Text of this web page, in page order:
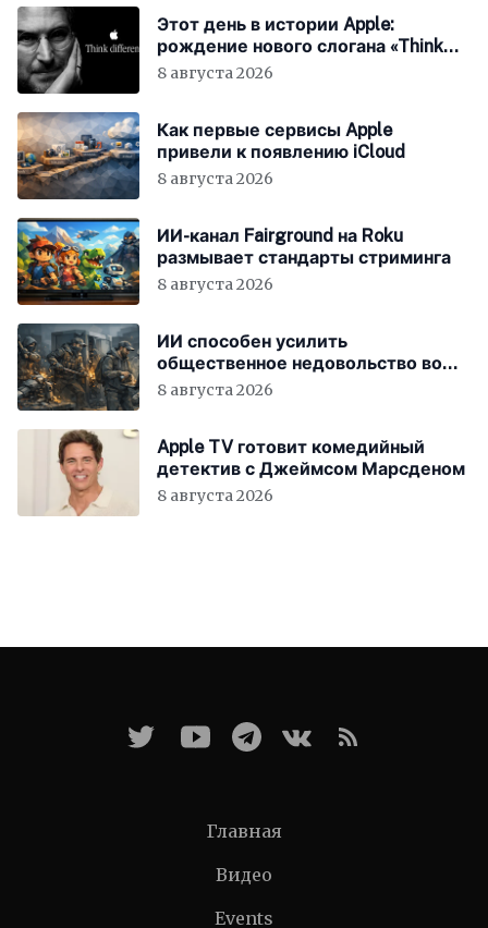
Этот день в истории Apple:
рождение нового слогана «Think
Different»
8 августа 2026
Как первые сервисы Apple
привели к появлению iCloud
8 августа 2026
ИИ-канал Fairground на Roku
размывает стандарты стриминга
8 августа 2026
ИИ способен усилить
общественное недовольство во
всём мире
8 августа 2026
Apple TV готовит комедийный
детектив с Джеймсом Марсденом
8 августа 2026
Главная
Видео
Events